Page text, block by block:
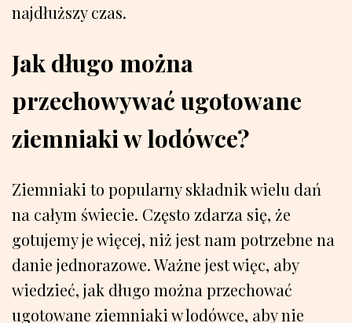
najdłuższy czas.
Jak długo można
przechowywać ugotowane
ziemniaki w lodówce?
Ziemniaki to popularny składnik wielu dań
na całym świecie. Często zdarza się, że
gotujemy je więcej, niż jest nam potrzebne na
danie jednorazowe. Ważne jest więc, aby
wiedzieć, jak długo można przechować
ugotowane ziemniaki w lodówce, aby nie